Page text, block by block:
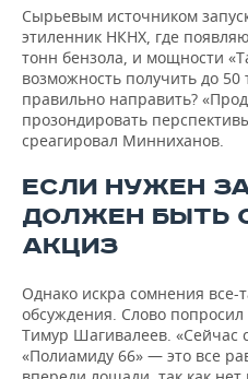
Сырьевым источником
этиленник НКНХ, где
тонн бензола, и мощности
возможность получить до 50
правильно направить?
прозондировать
среагировал Минниханов.
ЕСЛИ НУЖЕН
ДОЛЖЕН БЫТЬ
АКЦИЗ
Однако искра сомнения все-
обсуждения. Слово
Тимур Шагивалеев. «Сейчас
«Полиамиду 66» — это все